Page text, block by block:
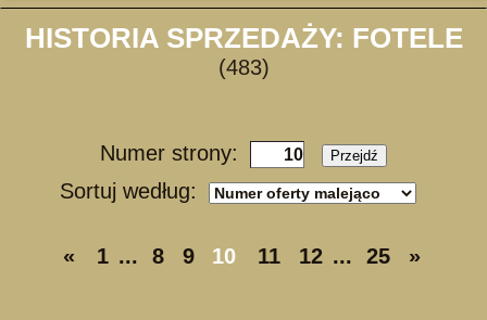
HISTORIA SPRZEDAŻY: FOTELE
(483)
Numer strony: Przejdź
Sortuj według:
« 1 ... 8 9 10 11 12 ... 25 »